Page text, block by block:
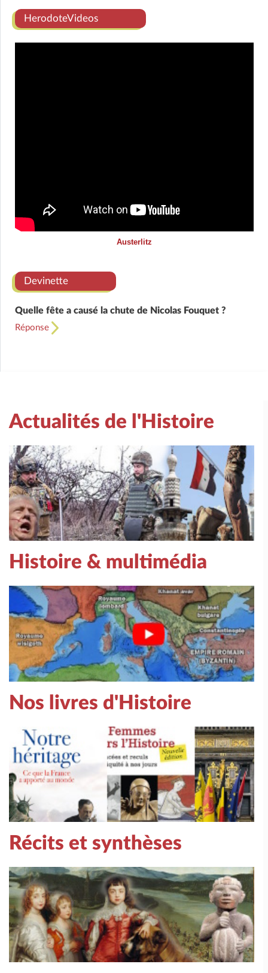
HerodoteVideos
Austerlitz
Devinette
Quelle fête a causé la chute de Nicolas Fouquet ?
Réponse
Actualités de l'Histoire
Histoire & multimédia
Nos livres d'Histoire
Récits et synthèses